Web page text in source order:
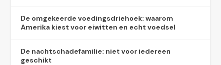
De omgekeerde voedingsdriehoek: waarom
Amerika kiest voor eiwitten en echt voedsel
De nachtschadefamilie: niet voor iedereen
geschikt